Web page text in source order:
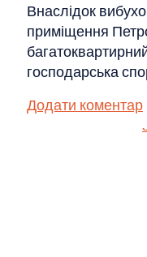
Внаслідок
приміщення
господарська
Додати коментар